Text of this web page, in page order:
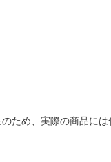
ため、実際の商品には